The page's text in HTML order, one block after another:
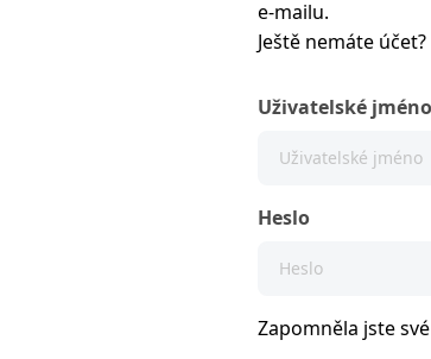
e-mailu.
Ještě nemáte
Uživatelské jméno
Heslo
Zapomněla jste